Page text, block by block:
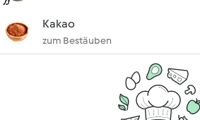
Kakao
zum Bestäuben